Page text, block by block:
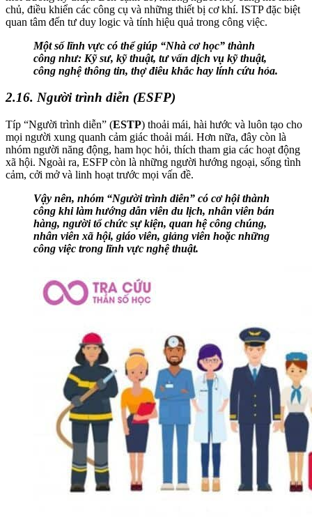
chủ, điều khiển các công cụ và những thiết bị cơ khí. ISTP đặc biệt
quan tâm đến tư duy logic và tính hiệu quả trong công việc.
Một số lĩnh vực có thể giúp “Nhà cơ học” thành
công như: Kỹ sư, kỹ thuật, tư vấn dịch vụ kỹ thuật,
công nghệ thông tin, thợ điêu khắc hay lính cứu hỏa.
2.16. Người trình diễn (ESFP)
Típ “Người trình diễn” (ESTP) thoải mái, hài hước và luôn tạo cho
mọi người xung quanh cảm giác thoải mái. Hơn nữa, đây còn là
nhóm người năng động, ham học hỏi, thích tham gia các hoạt động
xã hội. Ngoài ra, ESFP còn là những người hướng ngoại, sống tình
cảm, cởi mở và linh hoạt trước mọi vấn đề.
Vậy nên, nhóm “Người trình diễn” có cơ hội thành
công khi làm hướng dẫn viên du lịch, nhân viên bán
hàng, người tổ chức sự kiện, quan hệ công chúng,
nhân viên xã hội, giáo viên, giảng viên hoặc những
công việc trong lĩnh vực nghệ thuật.